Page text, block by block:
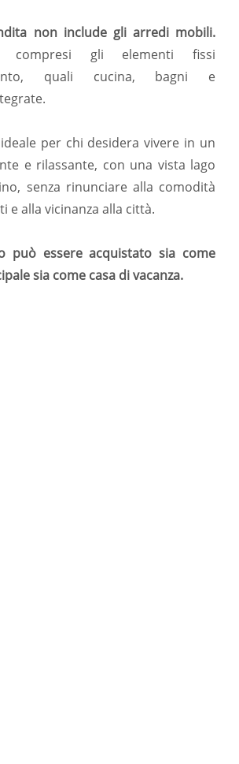
non include gli arredi mobili.
compresi gli elementi fissi
quali cucina, bagni e
per chi desidera vivere in un
e rilassante, con una vista lago
senza rinunciare alla comodità
e alla vicinanza alla città.
può essere acquistato sia come
sia come casa di vacanza.